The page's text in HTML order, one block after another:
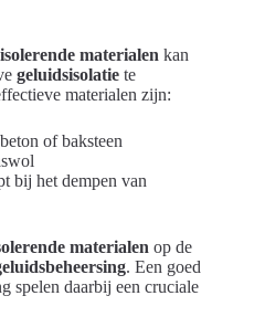
materialen kan
geluidsisolatie te
materialen zijn:
of baksteen
bij het dempen van
materialen op de
. Een goed
spelen daarbij een cruciale